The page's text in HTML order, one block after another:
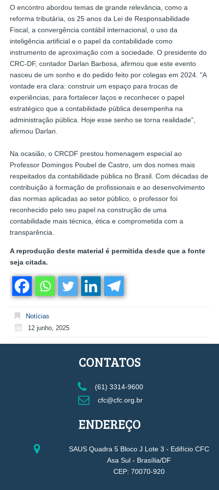
O encontro abordou temas de grande relevância, como a
reforma tributária, os 25 anos da Lei de Responsabilidade
Fiscal, a convergência contábil internacional, o uso da
inteligência artificial e o papel da contabilidade como
instrumento de aproximação com a sociedade. O presidente do
CRC-DF, contador Darlan Barbosa, afirmou que este evento
nasceu de um sonho e do pedido feito por colegas em 2024. "A
vontade era clara: construir um espaço para trocas de
experiências, para fortalecer laços e reconhecer o papel
estratégico que a contabilidade pública desempenha na
administração pública. Hoje esse senho se torna realidade”,
afirmou Darlan.
Na ocasião, o CRCDF prestou homenagem especial ao
Professor Domingos Poubel de Castro, um dos nomes mais
respeitados da contabilidade pública no Brasil. Com décadas de
contribuição à formação de profissionais e ao desenvolvimento
das normas aplicadas ao setor público, o professor foi
reconhecido pelo seu papel na construção de uma
contabilidade mais técnica, ética e comprometida com a
transparência.
A reprodução deste material é permitida desde que a fonte
seja citada.
Notícias
12 junho, 2025
CONTATOS
(61) 3314-9600
cfc@cfc.org.br
ENDEREÇO
SAUS Quadra 5 Bloco J Lote 3 - Edifício CFC
Asa Sul - Brasília/DF
CEP: 70070-920